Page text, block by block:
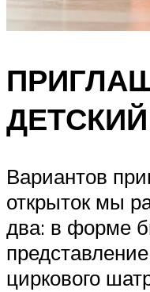
Вариантов
открыток мы
два: в форме
циркового